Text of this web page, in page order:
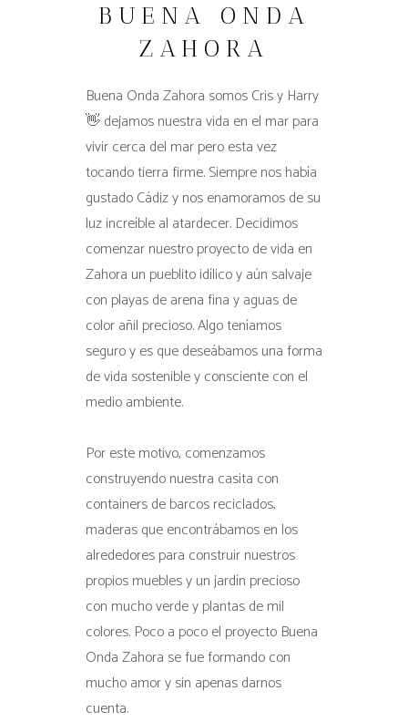
BUENA ONDA
ZAHORA
Buena Onda Zahora somos Cris y Harry
👋 dejamos nuestra vida en el mar para
vivir cerca del mar pero esta vez
tocando tierra firme. Siempre nos había
gustado Cádiz y nos enamoramos de su
luz increíble al atardecer. Decidimos
comenzar nuestro proyecto de vida en
Zahora un pueblito idílico y aún salvaje
con playas de arena fina y aguas de
color añil precioso. Algo teníamos
seguro y es que deseábamos una forma
de vida sostenible y consciente con el
medio ambiente.
Por este motivo, comenzamos
construyendo nuestra casita con
containers de barcos reciclados,
maderas que encontrábamos en los
alrededores para construir nuestros
propios muebles y un jardín precioso
con mucho verde y plantas de mil
colores. Poco a poco el proyecto Buena
Onda Zahora se fue formando con
mucho amor y sin apenas darnos
cuenta.